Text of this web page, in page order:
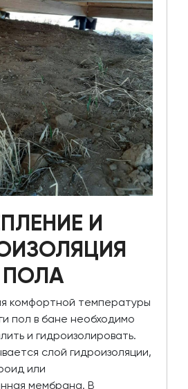
И
ПОЛА
комфортной температуры
пол в бане необходимо
и гидроизолировать.
слой гидроизоляции,
или
мембрана. В